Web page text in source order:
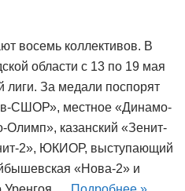
восемь коллективов. В
области с 13 по 19 мая
лиги. За медали поспорят
СШОР», местное «Динамо-
казанский «Зенит-
2», ЮКИОР, выступающий
«Нова-2» и